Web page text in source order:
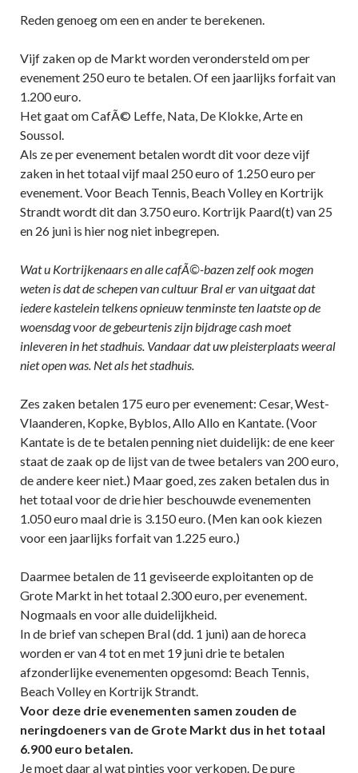
Reden genoeg om een en ander te berekenen.
Vijf zaken op de Markt worden verondersteld om per
evenement 250 euro te betalen. Of een jaarlijks forfait van
1.200 euro.
Het gaat om CafÃ© Leffe, Nata, De Klokke, Arte en
Soussol.
Als ze per evenement betalen wordt dit voor deze vijf
zaken in het totaal vijf maal 250 euro of 1.250 euro per
evenement. Voor Beach Tennis, Beach Volley en Kortrijk
Strandt wordt dit dan 3.750 euro. Kortrijk Paard(t) van 25
en 26 juni is hier nog niet inbegrepen.
Wat u Kortrijkenaars en alle cafÃ©-bazen zelf ook mogen
weten is dat de schepen van cultuur Bral er van uitgaat dat
iedere kastelein telkens opnieuw tenminste ten laatste op de
woensdag voor de gebeurtenis zijn bijdrage cash moet
inleveren in het stadhuis. Vandaar dat uw pleisterplaats weeral
niet open was. Net als het stadhuis.
Zes zaken betalen 175 euro per evenement: Cesar, West-
Vlaanderen, Kopke, Byblos, Allo Allo en Kantate. (Voor
Kantate is de te betalen penning niet duidelijk: de ene keer
staat de zaak op de lijst van de twee betalers van 200 euro,
de andere keer niet.) Maar goed, zes zaken betalen dus in
het totaal voor de drie hier beschouwde evenementen
1.050 euro maal drie is 3.150 euro. (Men kan ook kiezen
voor een jaarlijks forfait van 1.225 euro.)
Daarmee betalen de 11 geviseerde exploitanten op de
Grote Markt in het totaal 2.300 euro, per evenement.
Nogmaals en voor alle duidelijkheid.
In de brief van schepen Bral (dd. 1 juni) aan de horeca
worden er van 4 tot en met 19 juni drie te betalen
afzonderlijke evenementen opgesomd: Beach Tennis,
Beach Volley en Kortrijk Strandt.
Voor deze drie evenementen samen zouden de
neringdoeners van de Grote Markt dus in het totaal
6.900 euro betalen.
Je moet daar al wat pintjes voor verkopen. De pure